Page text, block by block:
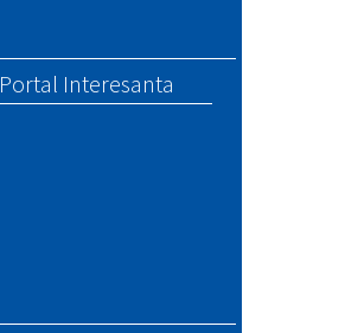
Portal Interesanta